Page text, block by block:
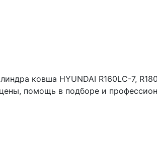
ковша HYUNDAI R160LC-7,
помощь в подборе и